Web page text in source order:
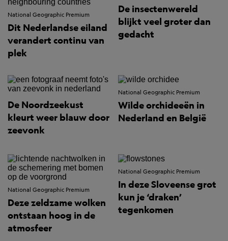
National Geographic Premium
Dit Nederlandse eiland
verandert continu van
plek
De insectenwereld
blijkt veel groter dan
gedacht
De Noordzeekust
kleurt weer blauw door
zeevonk
National Geographic Premium
Wilde orchideeën in
Nederland en België
National Geographic Premium
Deze zeldzame wolken
ontstaan hoog in de
atmosfeer
National Geographic Premium
In deze Sloveense grot
kun je ‘draken’
tegenkomen